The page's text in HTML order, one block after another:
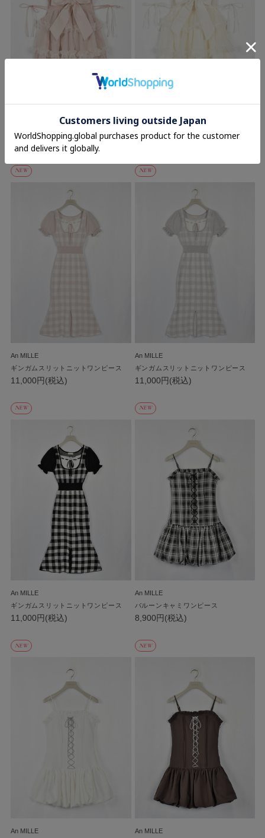
7,900円(税込)
An MILLE
7,900円(税込)
NEW
An MILLE
ギンガムスリットニットワンピース
11,000円(税込)
NEW
An MILLE
ギンガムスリットニットワンピース
11,000円(税込)
NEW
An MILLE
ギンガムスリットニットワンピース
11,000円(税込)
NEW
An MILLE
バルーンキャミワンピース
8,900円(税込)
NEW
An MILLE
NEW
An MILLE